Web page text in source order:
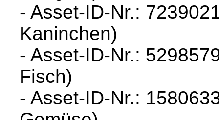
- Asset-ID-Nr.:
Kaninchen)
- Asset-ID-Nr.:
Fisch)
- Asset-ID-Nr.: